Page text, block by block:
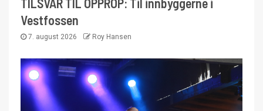
Vestfossen
7. august 2026 Roy Hansen